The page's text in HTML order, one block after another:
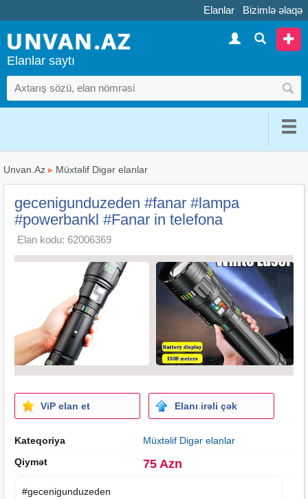
Elanlar Bizimlə əlaqə
Elanlar saytı
Unvan.Az ▸ Müxtəlif Digər elanlar
gecenigunduzeden #fanar #lampa
#powerbankl #Fanar in telefona
Elan kodu: 62006369
ViP elan et Elanı irəli çək
Kateqoriya
Müxtəlif Digər elanlar
Qiymət
75 Azn
#gecenigunduzeden